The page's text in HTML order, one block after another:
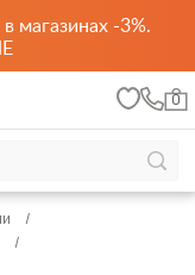
магазинах -3%.
0